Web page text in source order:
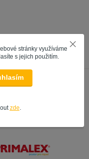
stránky využíváme
s jejich použitím.
zde.